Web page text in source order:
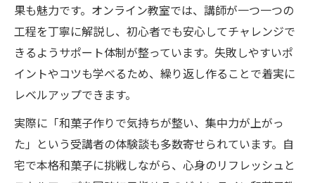
果も魅力です。オンライン教室では、講師が一つ一つの
工程を丁寧に解説し、初心者でも安心してチャレンジで
きるようサポート体制が整っています。失敗しやすいポ
イントやコツも学べるため、繰り返し作ることで着実に
レベルアップできます。
実際に「和菓子作りで気持ちが整い、集中力が上がっ
た」という受講者の体験談も多数寄せられています。自
宅で本格和菓子に挑戦しながら、心身のリフレッシュと